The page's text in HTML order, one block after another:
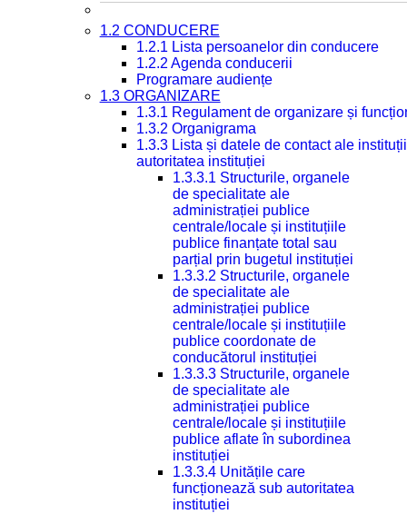
1.2 CONDUCERE
1.2.1 Lista persoanelor din conducere
1.2.2 Agenda conducerii
Programare audiențe
1.3 ORGANIZARE
1.3.1 Regulament de organizare și
1.3.2 Organigrama
1.3.3 Lista și datele de contact ale
autoritatea instituției
1.3.3.1 Structurile, organele
de specialitate ale
administrației publice
centrale/locale și instituțiile
publice finanțate total sau
parțial prin bugetul instituției
1.3.3.2 Structurile, organele
de specialitate ale
administrației publice
centrale/locale și instituțiile
publice coordonate de
conducătorul instituției
1.3.3.3 Structurile, organele
de specialitate ale
administrației publice
centrale/locale și instituțiile
publice aflate în subordinea
instituției
1.3.3.4 Unitățile care
funcționează sub autoritatea
instituției